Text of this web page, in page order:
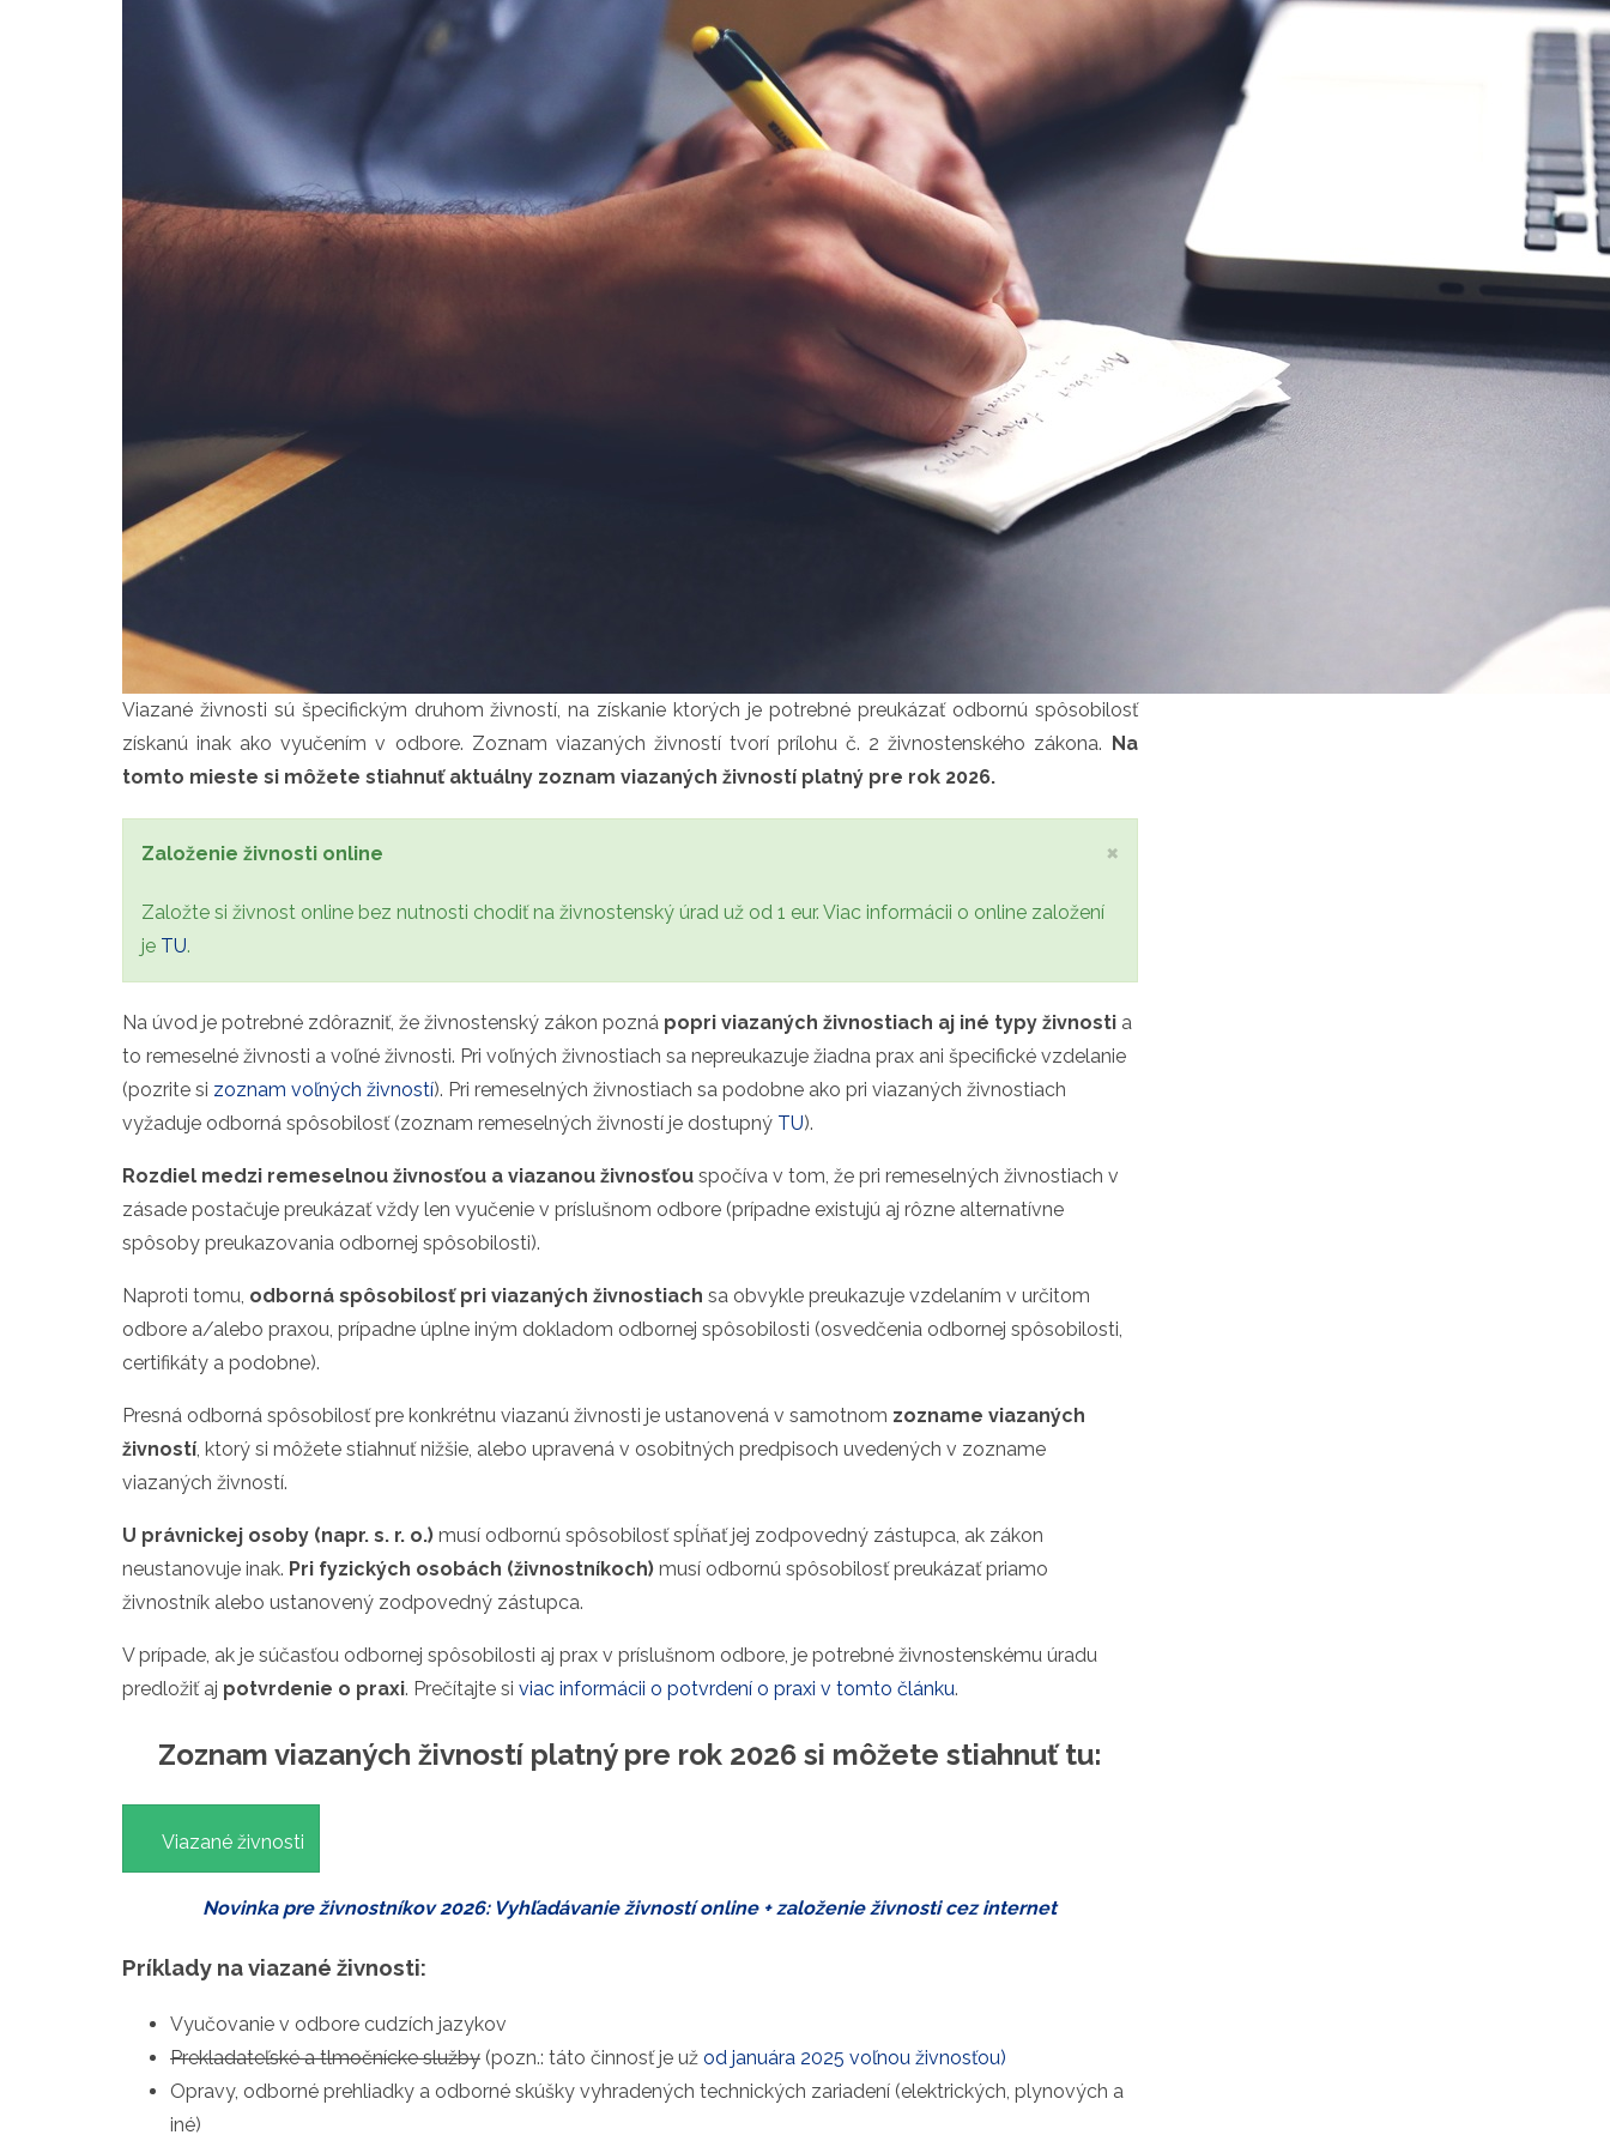
Viazané živnosti sú špecifickým druhom živností, na získanie ktorých je potrebné preukázať odbornú spôsobilosť
získanú inak ako vyučením v odbore. Zoznam viazaných živností tvorí prílohu č. 2 živnostenského zákona. Na
tomto mieste si môžete stiahnuť aktuálny zoznam viazaných živností platný pre rok 2026.
×
Založenie živnosti online
Založte si živnost online bez nutnosti chodiť na živnostenský úrad už od 1 eur. Viac informácii o online založení
je TU.
Na úvod je potrebné zdôrazniť, že živnostenský zákon pozná popri viazaných živnostiach aj iné typy živnosti a
to remeselné živnosti a voľné živnosti. Pri voľných živnostiach sa nepreukazuje žiadna prax ani špecifické vzdelanie
(pozrite si zoznam voľných živností). Pri remeselných živnostiach sa podobne ako pri viazaných živnostiach
vyžaduje odborná spôsobilosť (zoznam remeselných živností je dostupný TU).
Rozdiel medzi remeselnou živnosťou a viazanou živnosťou spočíva v tom, že pri remeselných živnostiach v
zásade postačuje preukázať vždy len vyučenie v príslušnom odbore (prípadne existujú aj rôzne alternatívne
spôsoby preukazovania odbornej spôsobilosti).
Naproti tomu, odborná spôsobilosť pri viazaných živnostiach sa obvykle preukazuje vzdelaním v určitom
odbore a/alebo praxou, prípadne úplne iným dokladom odbornej spôsobilosti (osvedčenia odbornej spôsobilosti,
certifikáty a podobne).
Presná odborná spôsobilosť pre konkrétnu viazanú živnosti je ustanovená v samotnom zozname viazaných
živností, ktorý si môžete stiahnuť nižšie, alebo upravená v osobitných predpisoch uvedených v zozname
viazaných živností.
U právnickej osoby (napr. s. r. o.) musí odbornú spôsobilosť spĺňať jej zodpovedný zástupca, ak zákon
neustanovuje inak. Pri fyzických osobách (živnostníkoch) musí odbornú spôsobilosť preukázať priamo
živnostník alebo ustanovený zodpovedný zástupca.
V prípade, ak je súčasťou odbornej spôsobilosti aj prax v príslušnom odbore, je potrebné živnostenskému úradu
predložiť aj potvrdenie o praxi. Prečítajte si viac informácii o potvrdení o praxi v tomto článku.
Zoznam viazaných živností platný pre rok 2026 si môžete stiahnuť tu:
Viazané živnosti
Novinka pre živnostníkov 2026: Vyhľadávanie živností online + založenie živnosti cez internet
Príklady na viazané živnosti:
Vyučovanie v odbore cudzích jazykov
Prekladateľské a tlmočnícke služby (pozn.: táto činnosť je už od januára 2025 voľnou živnosťou)
Opravy, odborné prehliadky a odborné skúšky vyhradených technických zariadení (elektrických, plynových a
iné)